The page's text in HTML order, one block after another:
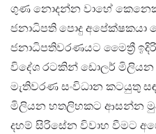
ගුණ නොදන්න වාහේ කෙනෙකු
ජනාධිපති පොදු අපේක්ෂකයා
ජනාධිපතිවරණයට මෛත්‍රී
විදේශ රටකින් ඩොලර්
මැතිවරණ සංවිධාන කටයුතු
මිලියන හතලිහකට ආසන්න
දහම් සිරිසේන විවාහ වීමට